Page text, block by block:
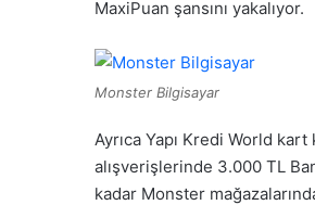
MaxiPuan şansını yakalıyor.
Monster Bilgisayar
Ayrıca Yapı Kredi World
alışverişlerinde 3.000 TL
kadar Monster